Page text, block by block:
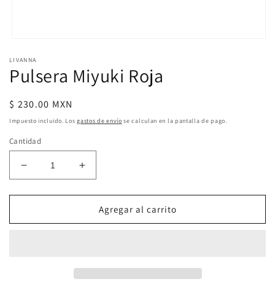
multimedia
1
en
ventana
modal
LIVANNA
Pulsera Miyuki Roja
Precio
habitual
$ 230.00 MXN
Impuesto incluido. Losgastos de envío se calculan en la pantalla de pago.
Cantidad
Reducir
cantidad
para
Miyuki
Aumentar
cantidad
para
Pulsera
Miyuki
Agregar al carrito